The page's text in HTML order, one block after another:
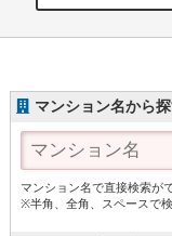
マンション名から
マンション名で直接検索が
※半角、全角、スペースで